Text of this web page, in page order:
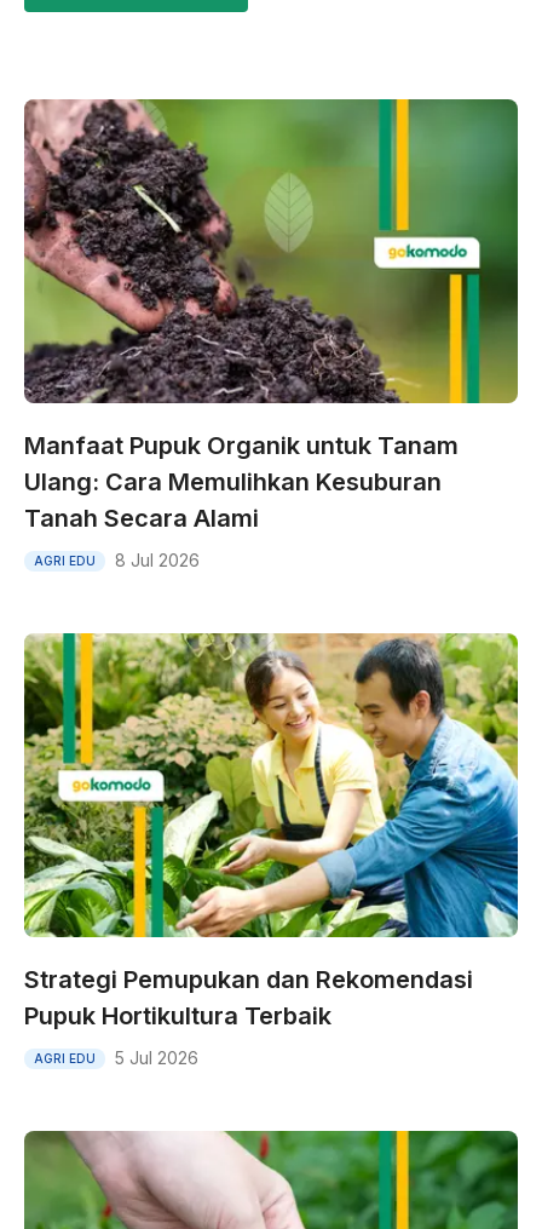
Manfaat Pupuk Organik untuk Tanam
Ulang: Cara Memulihkan Kesuburan
Tanah Secara Alami
AGRI EDU 8 Jul 2026
Strategi Pemupukan dan Rekomendasi
Pupuk Hortikultura Terbaik
AGRI EDU 5 Jul 2026